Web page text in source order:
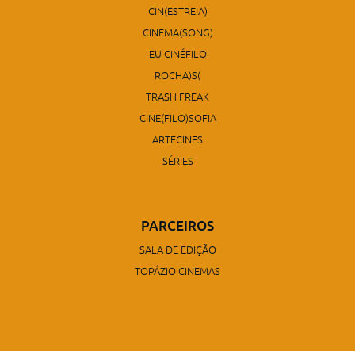
CIN(ESTREIA)
CINEMA(SONG)
EU CINÉFILO
ROCHA)S(
TRASH FREAK
CINE(FILO)SOFIA
ARTECINES
SÉRIES
PARCEIROS
SALA DE EDIÇÃO
TOPÁZIO CINEMAS